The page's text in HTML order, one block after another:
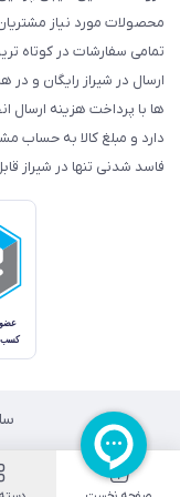
محصولات مورد نیاز
تمامی سفارشات در کوتاه
ارسال در شیراز رایگان و
ها با پرداخت هزینه ارسال
دارد و مبلغ کالا به
فاسد شدنی تنها در شیراز